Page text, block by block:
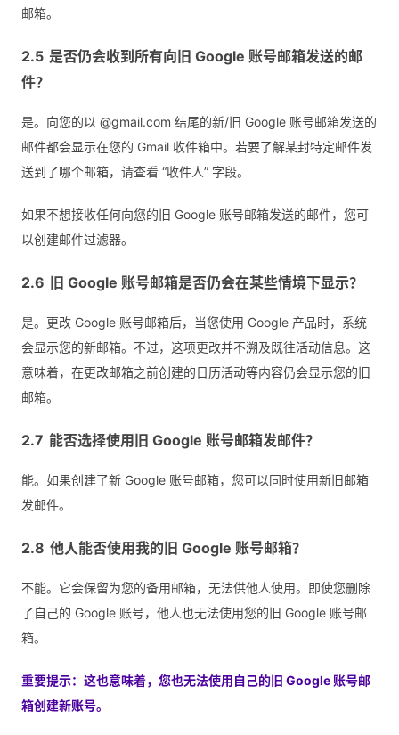
邮箱。
是否仍会收到所有向旧 Google 账号邮箱发送的邮
件？
是。向您的以 @gmail.com 结尾的新/旧 Google 账号邮箱发送的
邮件都会显示在您的 Gmail 收件箱中。若要了解某封特定邮件发
送到了哪个邮箱，请查看 “收件人” 字段。
如果不想接收任何向您的旧 Google 账号邮箱发送的邮件，您可
以创建邮件过滤器。
旧 Google 账号邮箱是否仍会在某些情境下显示？
是。更改 Google 账号邮箱后，当您使用 Google 产品时，系统
会显示您的新邮箱。不过，这项更改并不溯及既往活动信息。这
意味着，在更改邮箱之前创建的日历活动等内容仍会显示您的旧
邮箱。
能否选择使用旧 Google 账号邮箱发邮件？
能。如果创建了新 Google 账号邮箱，您可以同时使用新旧邮箱
发邮件。
他人能否使用我的旧 Google 账号邮箱？
不能。它会保留为您的备用邮箱，无法供他人使用。即使您删除
了自己的 Google 账号，他人也无法使用您的旧 Google 账号邮
箱。
重要提示：这也意味着，您也无法使用自己的旧 Google 账号邮
箱创建新账号。